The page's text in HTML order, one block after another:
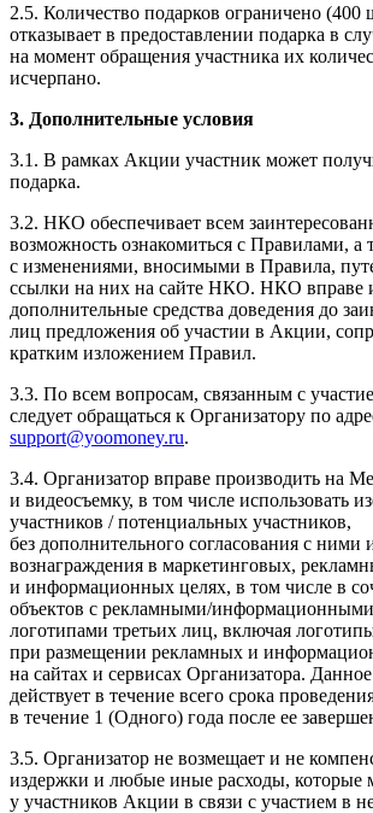
2.5. Количество подарков ограничено (400
отказывает в предоставлении подарка в
на момент обращения участника их
исчерпано.
3. Дополнительные условия
3.1. В рамках Акции участник может
подарка.
3.2. НКО обеспечивает всем
возможность ознакомиться с Правилами, а
с изменениями, вносимыми в Правила,
ссылки на них на сайте НКО. НКО вправе
дополнительные средства доведения до
лиц предложения об участии в Акции,
кратким изложением Правил.
3.3. По всем вопросам, связанным с
следует обращаться к Организатору по
support@yoomoney.ru.
3.4. Организатор вправе производить на
и видеосъемку, в том числе использовать
участников / потенциальных участников,
без дополнительного согласования с
вознаграждения в маркетинговых,
и информационных целях, в том числе в
объектов с рекламными/информационными
логотипами третьих лиц, включая
при размещении рекламных и
на сайтах и сервисах Организатора. Данное
действует в течение всего срока
в течение 1 (Одного) года после ее
3.5. Организатор не возмещает и не
издержки и любые иные расходы, которые
у участников Акции в связи с участием в